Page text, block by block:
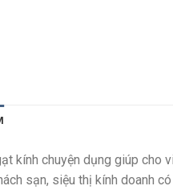
kính chuyện dụng giúp cho
sạn, siệu thị kính doanh